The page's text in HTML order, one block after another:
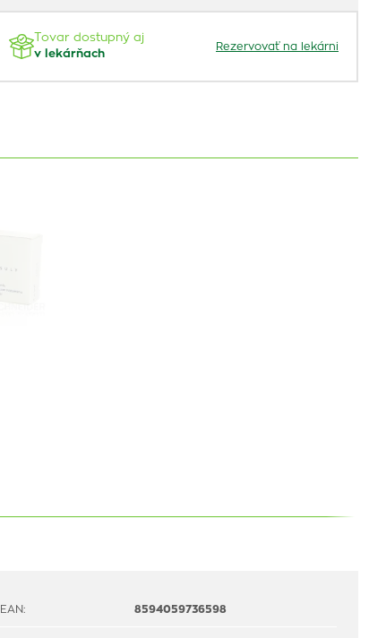
Tovar dostupný aj
v lekárňach
Rezervovať na lekárni
EAN: 8594059736598